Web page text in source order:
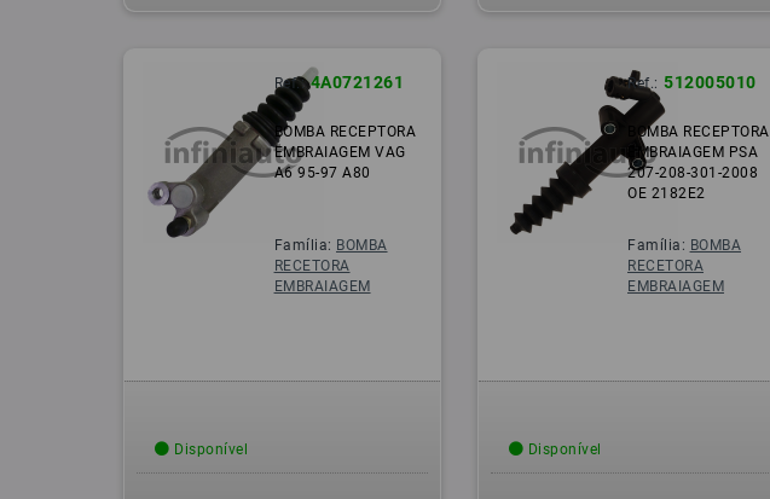
Ref.: 4A0721261
BOMBA RECEPTORA
EMBRAIAGEM VAG
A6 95-97 A80
Família: BOMBA
RECETORA
EMBRAIAGEM
Disponível
Ref.: 512005010
BOMBA RECEPTORA
EMBRAIAGEM PSA
207-208-301-2008
OE 2182E2
Família: BOMBA
RECETORA
EMBRAIAGEM
Disponível